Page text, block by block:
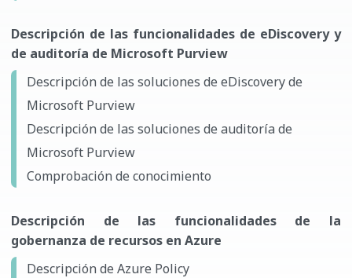
Descripción de las funcionalidades de eDiscovery y
de auditoría de Microsoft Purview
Descripción de las soluciones de eDiscovery de
Microsoft Purview
Descripción de las soluciones de auditoría de
Microsoft Purview
Comprobación de conocimiento
Descripción de las funcionalidades de la
gobernanza de recursos en Azure
Descripción de Azure Policy